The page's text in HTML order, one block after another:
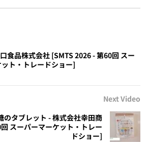
食品株式会社 [SMTS 2026 - 第60回 スー
ト・トレードショー]
Next Video
のタブレット - 株式会社幸田商
スーパーマーケット・トレー
ドショー]